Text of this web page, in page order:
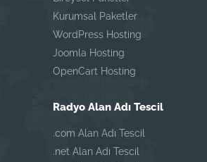
Kurumsal Paketler
WordPress Hosting
Joomla Hosting
OpenCart Hosting
Radyo Alan Adı Tescil
.com Alan Adı Tescil
.net Alan Adı Tescil